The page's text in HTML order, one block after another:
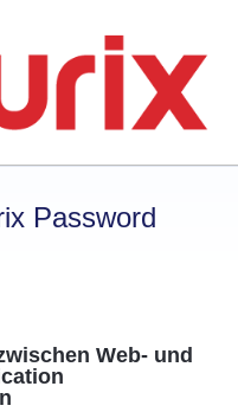
Password
Web- und